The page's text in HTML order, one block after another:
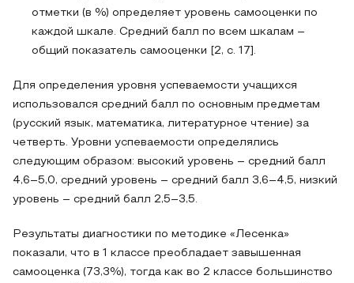
отметки (в %) определяет уровень самооценки по
каждой шкале. Средний балл по всем шкалам –
общий показатель самооценки [2, с. 17].
Для определения уровня успеваемости учащихся
использовался средний балл по основным предметам
(русский язык, математика, литературное чтение) за
четверть. Уровни успеваемости определялись
следующим образом: высокий уровень – средний балл
4,6–5,0, средний уровень – средний балл 3,6–4,5, низкий
уровень – средний балл 2,5–3,5.
Результаты диагностики по методике «Лесенка»
показали, что в 1 классе преобладает завышенная
самооценка (73,3%), тогда как во 2 классе большинство